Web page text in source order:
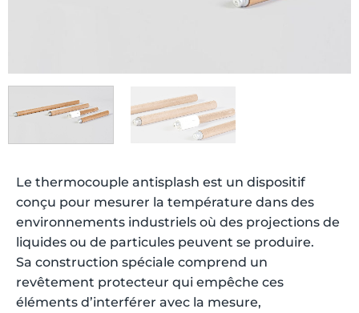
Le thermocouple antisplash est un dispositif
conçu pour mesurer la température dans des
environnements industriels où des projections de
liquides ou de particules peuvent se produire.
Sa construction spéciale comprend un
revêtement protecteur qui empêche ces
éléments d’interférer avec la mesure,